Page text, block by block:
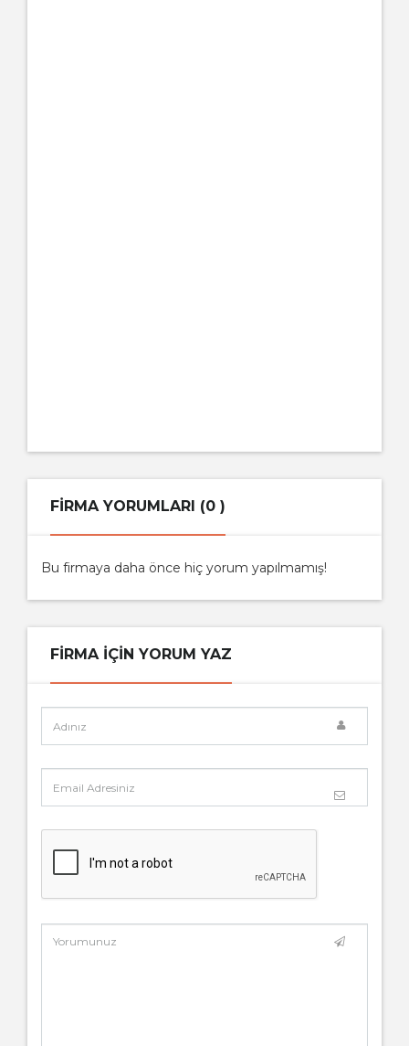
FIRMA YORUMLARI (0 )
Bu firmaya daha önce hiç yorum yapılmamış!
FIRMA IÇIN YORUM YAZ